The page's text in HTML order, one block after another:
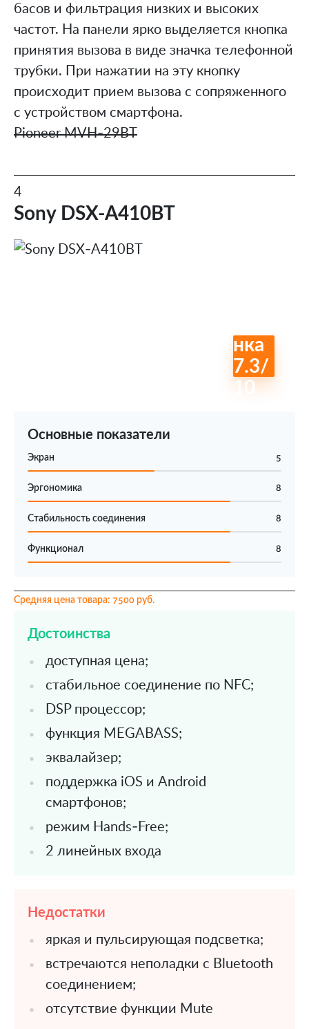
басов и фильтрация низких и высоких
частот. На панели ярко выделяется кнопка
принятия вызова в виде значка телефонной
трубки. При нажатии на эту кнопку
происходит прием вызова с сопряженного
с устройством смартфона.
Pioneer MVH-29BT
4
Sony DSX-A410BT
нка
7.3/
10
Основные показатели
Экран 5
Эргономика 8
Стабильность соединения 8
Функционал 8
Средняя цена товара: 7500 руб.
Достоинства
доступная цена;
стабильное соединение по NFC;
DSP процессор;
функция MEGABASS;
эквалайзер;
поддержка iOS и Android
смартфонов;
режим Hands-Free;
2 линейных входа
Недостатки
яркая и пульсирующая подсветка;
встречаются неполадки с Bluetooth
соединением;
отсутствие функции Mute